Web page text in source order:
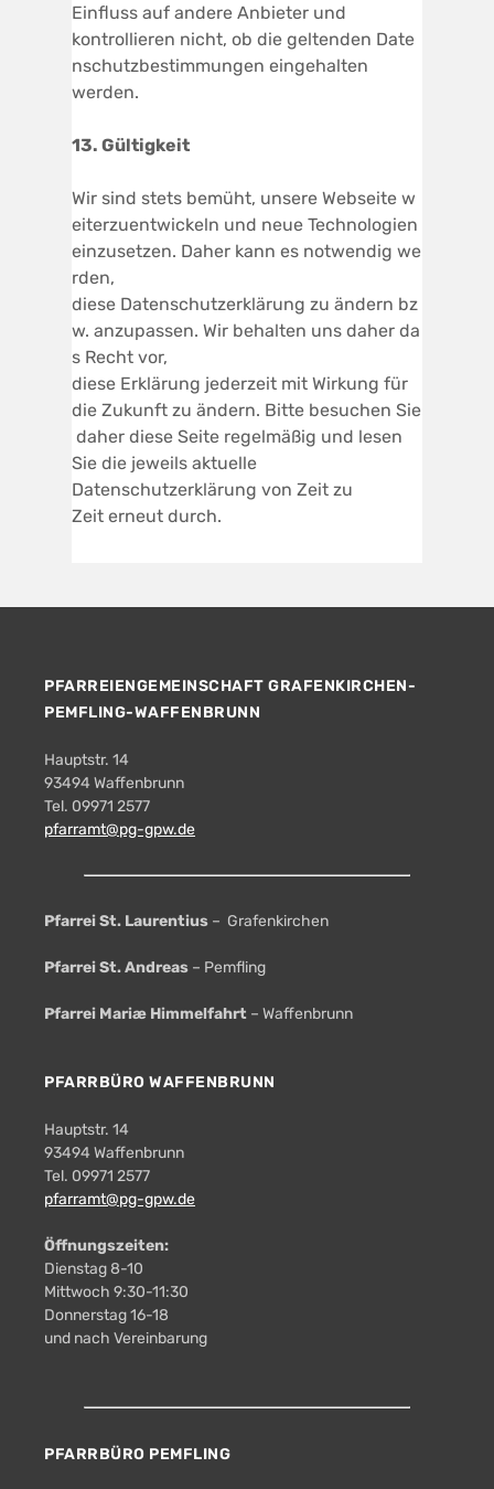
Einfluss auf andere Anbieter und
kontrollieren nicht, ob die geltenden Date
nschutzbestimmungen eingehalten
werden.
13. Gültigkeit
Wir sind stets bemüht, unsere Webseite w
eiterzuentwickeln und neue Technologien
einzusetzen. Daher kann es notwendig we
rden,
diese Datenschutzerklärung zu ändern bz
w. anzupassen. Wir behalten uns daher da
s Recht vor,
diese Erklärung jederzeit mit Wirkung für
die Zukunft zu ändern. Bitte besuchen Sie
daher diese Seite regelmäßig und lesen
Sie die jeweils aktuelle
Datenschutzerklärung von Zeit zu
Zeit erneut durch.
PFARREIENGEMEINSCHAFT GRAFENKIRCHEN-
PEMFLING-WAFFENBRUNN
Hauptstr. 14
93494 Waffenbrunn
Tel. 09971 2577
pfarramt@pg-gpw.de
Pfarrei St. Laurentius – Grafenkirchen
Pfarrei St. Andreas – Pemfling
Pfarrei Mariæ Himmelfahrt – Waffenbrunn
PFARRBÜRO WAFFENBRUNN
Hauptstr. 14
93494 Waffenbrunn
Tel. 09971 2577
pfarramt@pg-gpw.de
Öffnungszeiten:
Dienstag 8-10
Mittwoch 9:30-11:30
Donnerstag 16-18
und nach Vereinbarung
PFARRBÜRO PEMFLING